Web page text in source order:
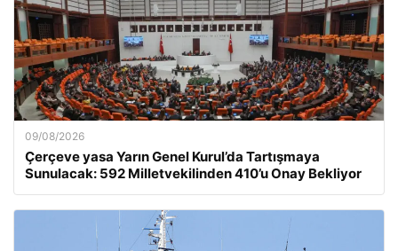
09/08/2026
Çerçeve yasa Yarın Genel Kurul’da Tartışmaya
Sunulacak: 592 Milletvekilinden 410’u Onay Bekliyor